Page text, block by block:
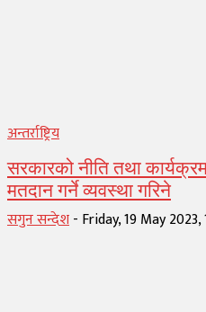
अन्तर्राष्ट्रिय
सरकारको नीति तथा
मतदान गर्ने व्यवस्था गरिने
सगुन सन्देश- Friday, 19 May 2023,